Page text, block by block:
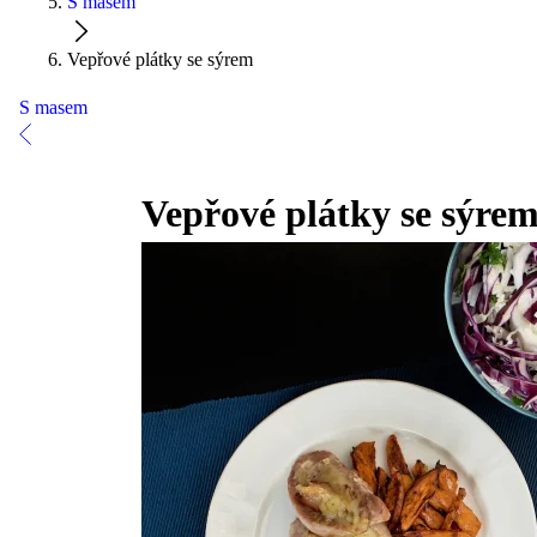
Vepřové plátky se sýrem
S masem
Vepřové plátky se